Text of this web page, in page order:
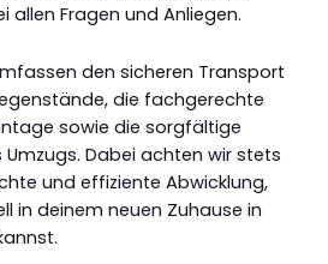
allen Fragen und Anliegen.
den sicheren Transport
die fachgerechte
sowie die sorgfältige
Dabei achten wir stets
und effiziente Abwicklung,
in deinem neuen Zuhause in